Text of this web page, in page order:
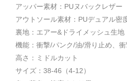
アッパー素材：PUヌバックレザー
アウトソール素材：PUデュアル密
裏地：エアー&ドライメッシュ生地
機能：衝撃/パンク/油/滑り止め、
高さ：ミドルカット
サイズ：38-46（4-12）